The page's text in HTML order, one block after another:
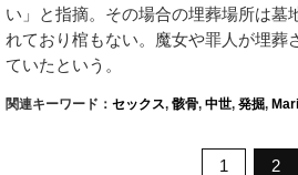
い」と指摘。その場合の埋葬場所は墓
れており棺もない。魔女や罪人が埋葬
ていたという。
関連キーワード： セックス, 骸骨, 中世, 発掘,
1 2